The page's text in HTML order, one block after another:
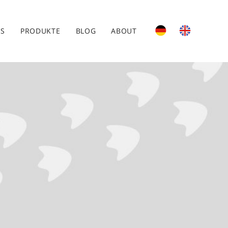
PRODUKTE BLOG ABOUT